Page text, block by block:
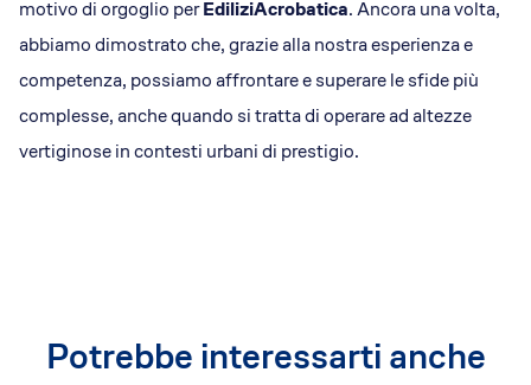
motivo di orgoglio perEdiliziAcrobatica. Ancora una volta,
abbiamo dimostrato che, grazie alla nostra esperienza e
competenza, possiamo affrontare e superare le sfide più
complesse, anche quando si tratta di operare ad altezze
vertiginose in contesti urbani di prestigio.
Potrebbe interessarti anche